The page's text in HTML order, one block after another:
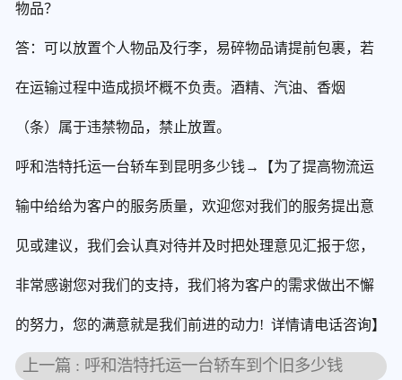
物品？
答：可以放置个人物品及行李，易碎物品请提前包裹，若
在运输过程中造成损坏概不负责。酒精、汽油、香烟
（条）属于违禁物品，禁止放置。
呼和浩特托运一台轿车到昆明多少钱→【为了提高物流运
输中给给为客户的服务质量，欢迎您对我们的服务提出意
见或建议，我们会认真对待并及时把处理意见汇报于您，
非常感谢您对我们的支持，我们将为客户的需求做出不懈
的努力，您的满意就是我们前进的动力! 详情请电话咨询】
上一篇 : 呼和浩特托运一台轿车到个旧多少钱